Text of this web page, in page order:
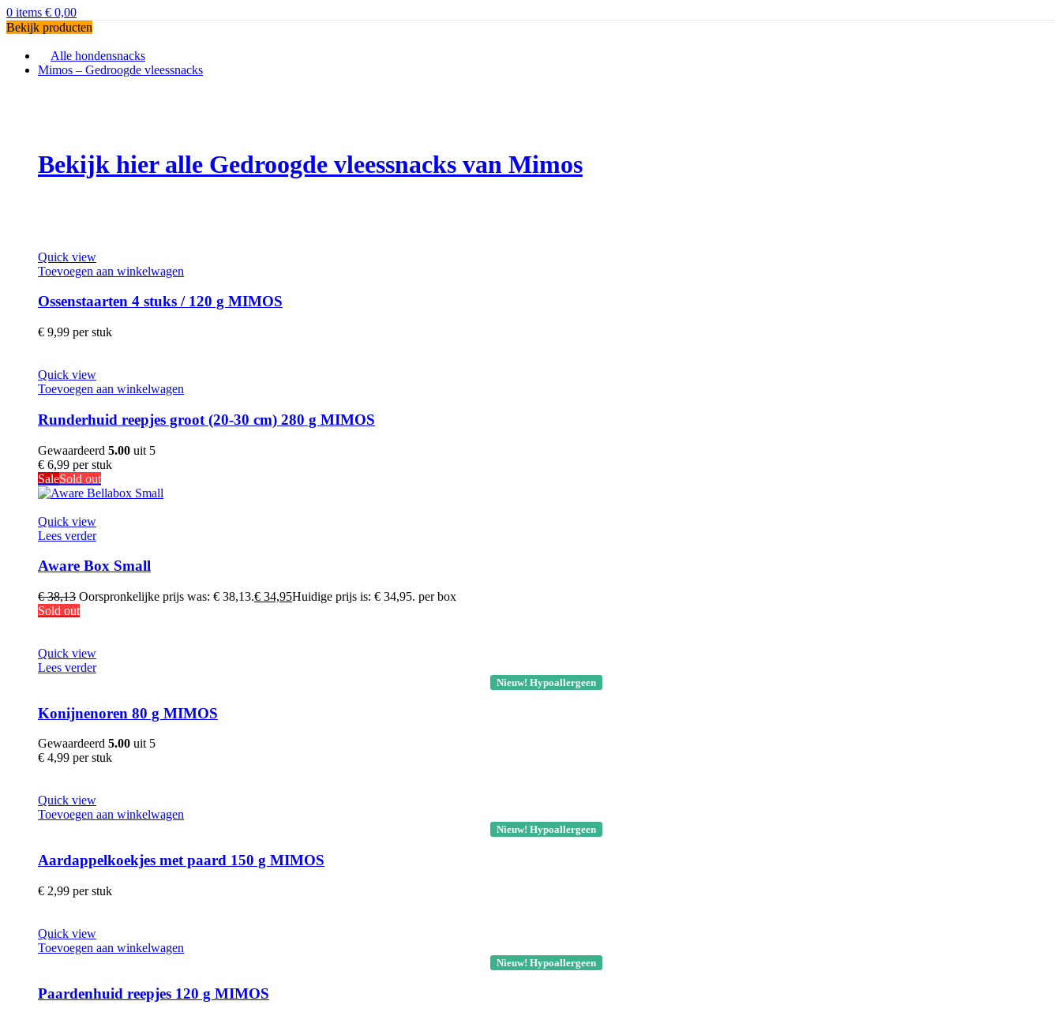
0 items € 0,00
Bekijk producten
Alle hondensnacks
Mimos – Gedroogde vleessnacks
Bekijk hier alle Gedroogde vleessnacks van Mimos
Quick view
Toevoegen aan winkelwagen
Ossenstaarten 4 stuks / 120 g MIMOS
€ 9,99 per stuk
Quick view
Toevoegen aan winkelwagen
Runderhuid reepjes groot (20-30 cm) 280 g MIMOS
Gewaardeerd 5.00 uit 5
€ 6,99 per stuk
SaleSold out
Quick view
Lees verder
Aware Box Small
€38,13 Oorspronkelijke prijs was: € 38,13.€ 34,95Huidige prijs is: € 34,95. per box
Sold out
Quick view
Lees verder
Nieuw! Hypoallergeen
Konijnenoren 80 g MIMOS
Gewaardeerd 5.00 uit 5
€ 4,99 per stuk
Quick view
Toevoegen aan winkelwagen
Nieuw! Hypoallergeen
Aardappelkoekjes met paard 150 g MIMOS
€ 2,99 per stuk
Quick view
Toevoegen aan winkelwagen
Nieuw! Hypoallergeen
Paardenhuid reepjes 120 g MIMOS